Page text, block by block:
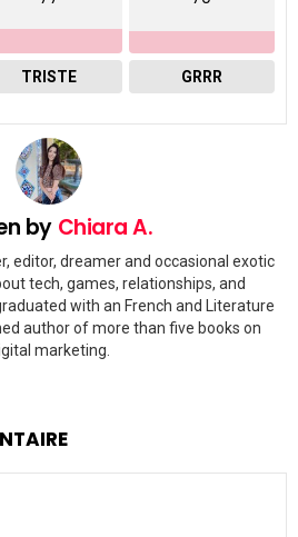
TRISTE GRRR
by Chiara A.
editor, dreamer and occasional exotic
tech, games, relationships, and
with an French and Literature
author of more than five books on
marketing.